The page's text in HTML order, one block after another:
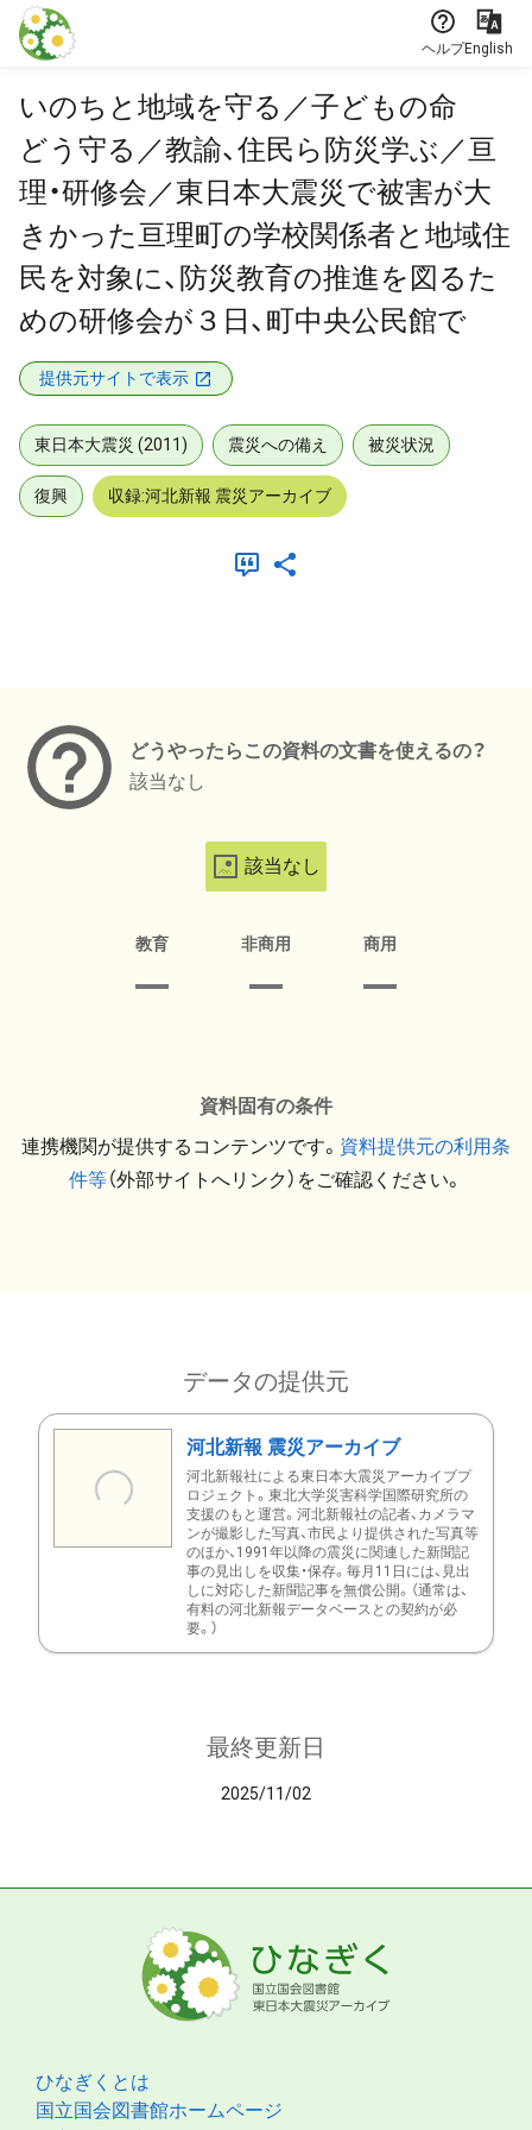
本文に飛ぶ
ヘルプEnglish
いのちと地域を守る／子どもの命
どう守る／教諭、住民ら防災学ぶ／亘
理・研修会／東日本大震災で被害が大
きかった亘理町の学校関係者と地域住
民を対象に、防災教育の推進を図るた
めの研修会が３日、町中央公民館で
提供元サイトで表示
東日本大震災 (2011) 震災への備え 被災状況
復興 収録:河北新報 震災アーカイブ
どうやったらこの資料の文書を使えるの？
該当なし
該当なし
教育 非商用 商用
資料固有の条件
連携機関が提供するコンテンツです。 資料提供元の利用条
件等（外部サイトへリンク）をご確認ください。
データの提供元
河北新報 震災アーカイブ
河北新報社による東日本大震災アーカイブプ
ロジェクト。東北大学災害科学国際研究所の
支援のもと運営。河北新報社の記者、カメラマ
ンが撮影した写真、市民より提供された写真等
のほか、1991年以降の震災に関連した新聞記
事の見出しを収集・保存。毎月11日には、見出
しに対応した新聞記事を無償公開。（通常は、
有料の河北新報データベースとの契約が必
要。）
最終更新日
2025/11/02
ひなぎくとは
国立国会図書館ホームページ